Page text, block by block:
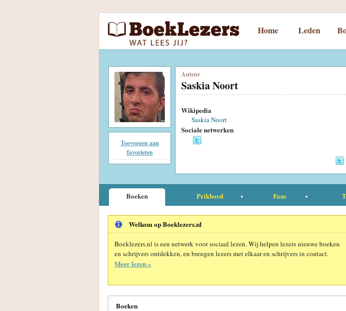
Home Leden
Toevoegen aan
favorieten
Auteur
Saskia Noort
Wikipedia
Saskia Noort
Sociale netwerken
Boeken Prikbord Fans
Welkom op Boeklezers.nl
Boeklezers.nl is een netwerk voor sociaal lezen. Wij helpen lezers nieuwe boeken
en schrijvers ontdekken, en brengen lezers met elkaar en schrijvers in contact.
Meer lezen »
Boeken